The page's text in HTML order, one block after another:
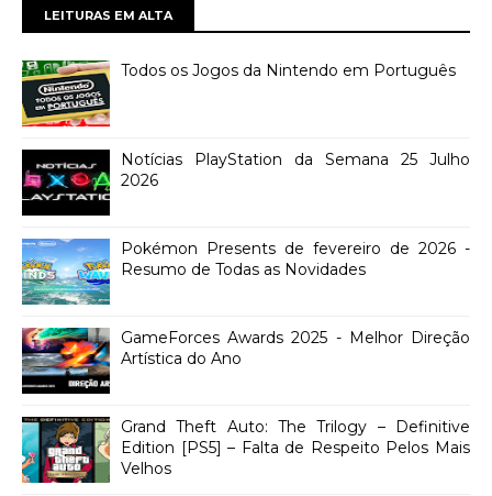
LEITURAS EM ALTA
Todos os Jogos da Nintendo em Português
Notícias PlayStation da Semana 25 Julho
2026
Pokémon Presents de fevereiro de 2026 -
Resumo de Todas as Novidades
GameForces Awards 2025 - Melhor Direção
Artística do Ano
Grand Theft Auto: The Trilogy – Definitive
Edition [PS5] – Falta de Respeito Pelos Mais
Velhos